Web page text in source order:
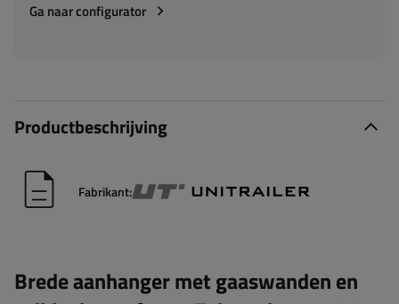
Ga naar configurator
Productbeschrijving
Fabrikant:
Brede aanhanger met gaaswanden en